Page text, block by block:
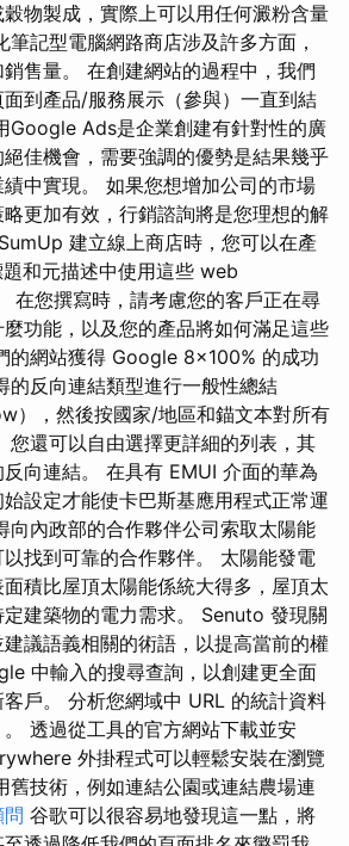
物製成，實際上可以用任何澱粉含量
記型電腦網路商店涉及許多方面，
售量。 在創建網站的過程中，我們
到產品/服務展示（參與）一直到結
Google Ads是企業創建有針對性的廣
佳機會，需要強調的優勢是結果幾乎
中實現。 如果您想增加公司的市場
更加有效，行銷諮詢將是您理想的解
建立線上商店時，您可以在產
和元描述中使用這些 web
您撰寫時，請考慮您的客戶正在尋
功能，以及您的產品將如何滿足這些
的網站獲得 Google 8x100% 的成功
的反向連結類型進行一般性總結
），然後按國家/地區和錨文本對所有
您還可以自由選擇更詳細的列表，其
向連結。 在具有 EMUI 介面的華為
設定才能使卡巴斯基應用程式正常運
向內政部的合作夥伴公司索取太陽能
找到可靠的合作夥伴。 太陽能發電
積比屋頂太陽能係統大得多，屋頂太
建築物的電力需求。 Senuto 發現關
議語義相關的術語，以提高當前的權
中輸入的搜尋查詢，以創建更全面
戶。 分析您網域中 URL 的統計資料
。 透過從工具的官方網站下載並安
外掛程式可以輕鬆安裝在瀏覽
舊技術，例如連結公園或連結農場連
谷歌可以很容易地發現這一點，將